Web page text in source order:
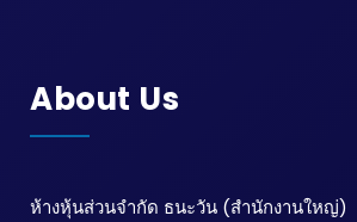
About Us
ห้างหุ้นส่วนจำกัด ธนะวัน (สำนักงานใหญ่)